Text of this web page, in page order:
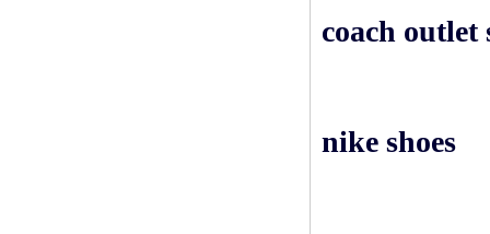
coach outlet
nike shoes